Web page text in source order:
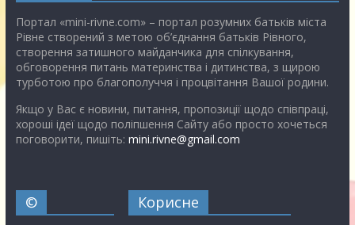
Портал «mini-rivne.com» – портал розумних батьків міста
Рівне створений з метою об’єднання батьків Рівного,
створення затишного майданчика для спілкування,
обговорення питань материнства і дитинства, з щирою
турботою про благополуччя і процвітання Вашої родини.
Якщо у Вас є новини, питання, пропозиції щодо співпраці,
хороші ідеї щодо поліпшення Сайту або просто хочеться
поговорити, пишіть: mini.rivne@gmail.com
© Корисне